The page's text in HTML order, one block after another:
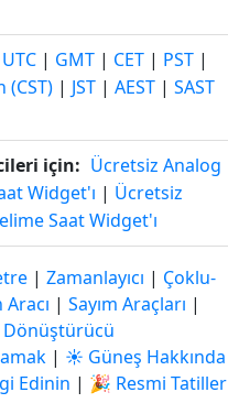
UTC | GMT | CET | PST |
(CST) | JST | AEST | SAST
için: Ücretsiz Analog
Widget'ı | Ücretsiz
Saat Widget'ı
| Zamanlayıcı | Çoklu-
| Sayım Araçları |
Dönüştürücü
| ☀️ Güneş Hakkında
Edinin | 🎉 Resmi Tatiller